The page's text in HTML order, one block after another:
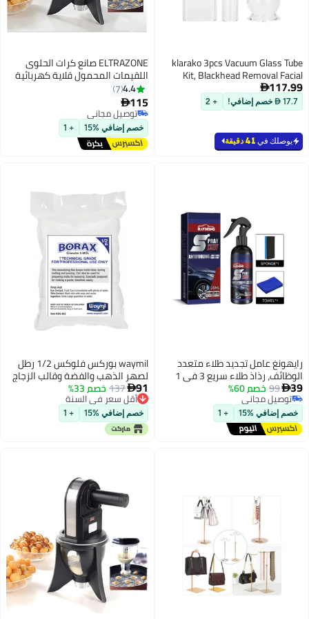
klarako 3pcs Vacuum
Kit, Blackhead
Suction Pore Vacuum
Face Cleanser Blackhead
Machine

+ 2
في41 دقيقة
ELTRAZONE صانع كرات الحلوى
اللقيمات المحمول قلاية كهربائية
لصنع كرات الحلوى، الدونات، كرات
اللحم، اللقيمات
توصيل مجاني
توصيل مجاني
خصم إضافي %15 + 1
عامل تجديد طلاء متعدد
الوظائف، رذاذ طلاء سريع 3 في 1
للسيارة، رذاذ طلاء
سيراميك 3 في 1، عامل تجديد
120 مل
خصم 60%
مجاني
مجاني
%15
+ 1
waymil بوركس فلوكس 1/2 رطل
لصهر الذهب والفضة وقالب الزجاج
والمجوهرات 8 أونصات
137خصم 33%
أقل سعر في السنة
أقل سعر في السنة
خصم إضافي %15 + 1